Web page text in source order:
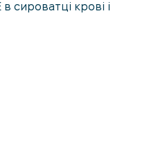
сироватці крові і